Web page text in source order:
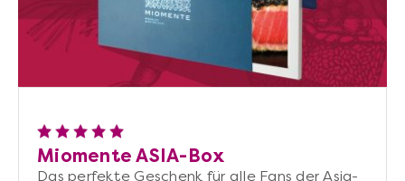
Miomente ASIA-Box
Das perfekte Geschenk für alle Fans der Asia-